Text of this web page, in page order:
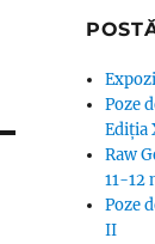
Poze
Ediția
Raw
11-12
Poze
II